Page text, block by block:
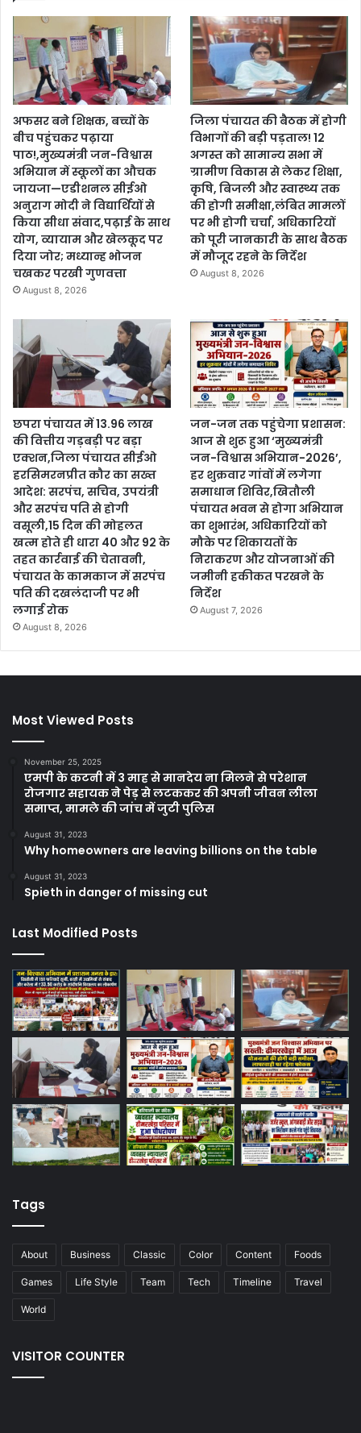
अफसर बने शिक्षक, बच्चों के
बीच पहुंचकर पढ़ाया
पाठ!,मुख्यमंत्री जन-विश्वास
अभियान में स्कूलों का औचक
जायजा—एडीशनल सीईओ
अनुराग मोदी ने विद्यार्थियों से
किया सीधा संवाद,पढ़ाई के साथ
योग, व्यायाम और खेलकूद पर
दिया जोर; मध्यान्ह भोजन
चखकर परखी गुणवत्ता
August 8, 2026
जिला पंचायत की बैठक में होगी
विभागों की बड़ी पड़ताल! 12
अगस्त को सामान्य सभा में
ग्रामीण विकास से लेकर शिक्षा,
कृषि, बिजली और स्वास्थ्य तक
की होगी समीक्षा,लंबित मामलों
पर भी होगी चर्चा, अधिकारियों
को पूरी जानकारी के साथ बैठक
में मौजूद रहने के निर्देश
August 8, 2026
छपरा पंचायत में 13.96 लाख
की वित्तीय गड़बड़ी पर बड़ा
एक्शन,जिला पंचायत सीईओ
हरसिमरनप्रीत कौर का सख्त
आदेश: सरपंच, सचिव, उपयंत्री
और सरपंच पति से होगी
वसूली,15 दिन की मोहलत
खत्म होते ही धारा 40 और 92 के
तहत कार्रवाई की चेतावनी,
पंचायत के कामकाज में सरपंच
पति की दखलंदाजी पर भी
लगाई रोक
August 8, 2026
जन-जन तक पहुंचेगा प्रशासन:
आज से शुरू हुआ ‘मुख्यमंत्री
जन-विश्वास अभियान-2026’,
हर शुक्रवार गांवों में लगेगा
समाधान शिविर,खितौली
पंचायत भवन से होगा अभियान
का शुभारंभ, अधिकारियों को
मौके पर शिकायतों के
निराकरण और योजनाओं की
जमीनी हकीकत परखने के
निर्देश
August 7, 2026
Most Viewed Posts
November 25, 2025
एमपी के कटनी में 3 माह से मानदेय ना मिलने से परेशान
रोजगार सहायक ने पेड़ से लटककर की अपनी जीवन लीला
समाप्त, मामले की जांच में जुटी पुलिस
August 31, 2023
Why homeowners are leaving billions on the table
August 31, 2023
Spieth in danger of missing cut
Last Modified Posts
Tags
About Business Classic Color Content Foods
Games Life Style Team Tech Timeline Travel
World
VISITOR COUNTER